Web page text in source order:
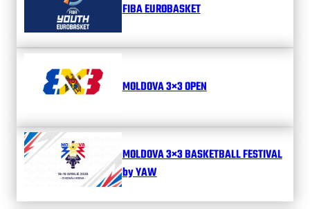
FIBA EUROBASKET
MOLDOVA 3×3 OPEN
MOLDOVA 3×3 BASKETBALL FESTIVAL
by YAW